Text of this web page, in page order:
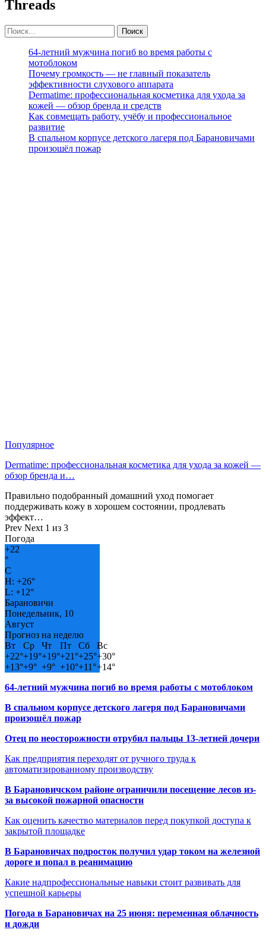
Threads
64-летний мужчина погиб во время работы с
мотоблоком
Почему громкость — не главный показатель
эффективности слухового аппарата
Dermatime: профессиональная косметика для ухода за
кожей — обзор бренда и средств
Как совмещать работу, учёбу и профессиональное
развитие
В спальном корпусе детского лагеря под Барановичами
произошёл пожар
Популярное
Dermatime: профессиональная косметика для ухода за кожей —
обзор бренда и…
Правильно подобранный домашний уход помогает
поддерживать кожу в хорошем состоянии, продлевать
эффект…
Prev Next 1 из 3
Погода
+22
°
C
H: +26°
L: +12°
Барановичи
Понедельник, 10
Август
Прогноз на неделю
Вт
Ср Чт Пт Сб
Вс
+22°+19°+19°+21°+25°+30°
+13°+9° +9° +10°+11°+14°
64-летний мужчина погиб во время работы с мотоблоком
В спальном корпусе детского лагеря под Барановичами
произошёл пожар
Отец по неосторожности отрубил пальцы 13-летней дочери
Как предприятия переходят от ручного труда к
автоматизированному производству
В Барановичском районе ограничили посещение лесов из-
за высокой пожарной опасности
Как оценить качество материалов перед покупкой доступа к
закрытой площадке
В Барановичах подросток получил удар током на железной
дороге и попал в реанимацию
Какие надпрофессиональные навыки стоит развивать для
успешной карьеры
Погода в Барановичах на 25 июня: переменная облачность
и дожди